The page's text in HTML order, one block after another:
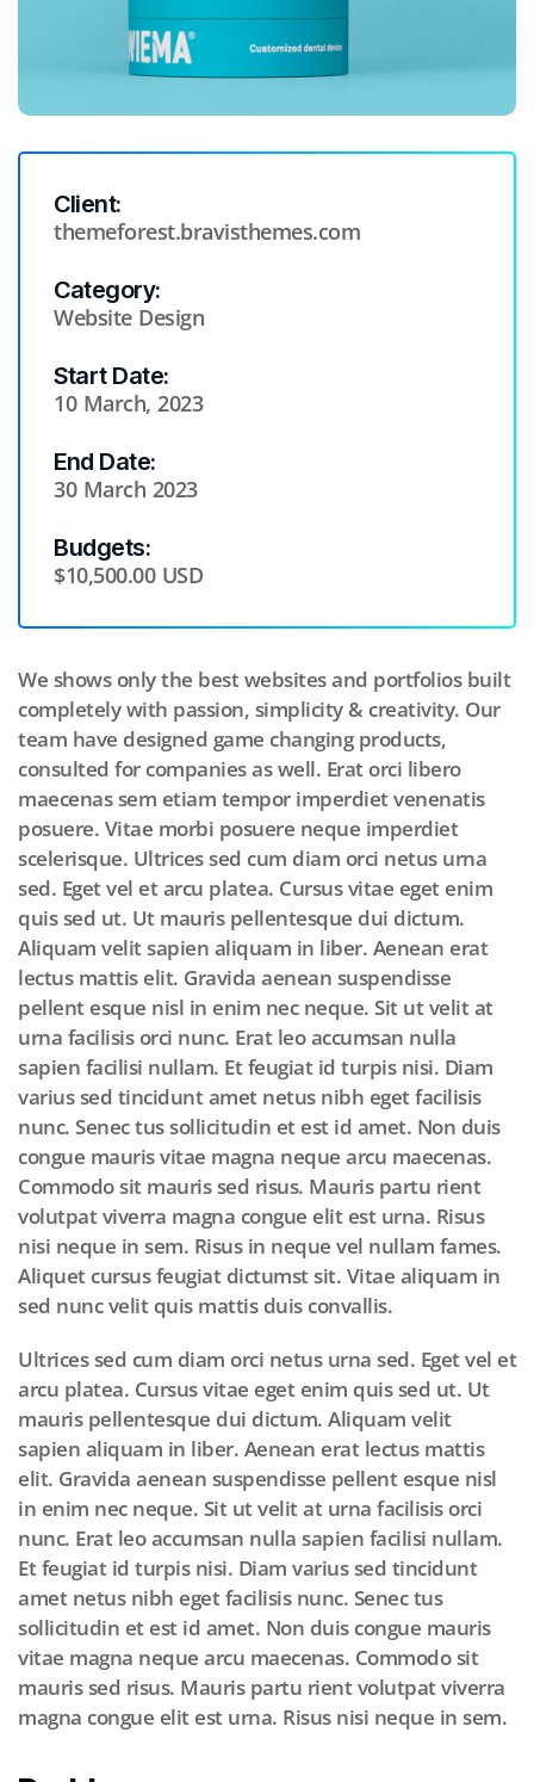
Client:
themeforest.bravisthemes.com
Category:
Website Design
Start Date:
10 March, 2023
End Date:
30 March 2023
Budgets:
$10,500.00 USD
We shows only the best websites and portfolios built
completely with passion, simplicity & creativity. Our
team have designed game changing products,
consulted for companies as well. Erat orci libero
maecenas sem etiam tempor imperdiet venenatis
posuere. Vitae morbi posuere neque imperdiet
scelerisque. Ultrices sed cum diam orci netus urna
sed. Eget vel et arcu platea. Cursus vitae eget enim
quis sed ut. Ut mauris pellentesque dui dictum.
Aliquam velit sapien aliquam in liber. Aenean erat
lectus mattis elit. Gravida aenean suspendisse
pellent esque nisl in enim nec neque. Sit ut velit at
urna facilisis orci nunc. Erat leo accumsan nulla
sapien facilisi nullam. Et feugiat id turpis nisi. Diam
varius sed tincidunt amet netus nibh eget facilisis
nunc. Senec tus sollicitudin et est id amet. Non duis
congue mauris vitae magna neque arcu maecenas.
Commodo sit mauris sed risus. Mauris partu rient
volutpat viverra magna congue elit est urna. Risus
nisi neque in sem. Risus in neque vel nullam fames.
Aliquet cursus feugiat dictumst sit. Vitae aliquam in
sed nunc velit quis mattis duis convallis.
Ultrices sed cum diam orci netus urna sed. Eget vel et
arcu platea. Cursus vitae eget enim quis sed ut. Ut
mauris pellentesque dui dictum. Aliquam velit
sapien aliquam in liber. Aenean erat lectus mattis
elit. Gravida aenean suspendisse pellent esque nisl
in enim nec neque. Sit ut velit at urna facilisis orci
nunc. Erat leo accumsan nulla sapien facilisi nullam.
Et feugiat id turpis nisi. Diam varius sed tincidunt
amet netus nibh eget facilisis nunc. Senec tus
sollicitudin et est id amet. Non duis congue mauris
vitae magna neque arcu maecenas. Commodo sit
mauris sed risus. Mauris partu rient volutpat viverra
magna congue elit est urna. Risus nisi neque in sem.